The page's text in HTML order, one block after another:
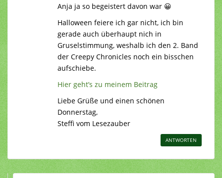
Anja ja so begeistert davon war 😀
Halloween feiere ich gar nicht, ich bin
gerade auch überhaupt nich in
Gruselstimmung, weshalb ich den 2. Band
der Creepy Chronicles noch ein bisschen
aufschiebe.
Hier geht’s zu meinem Beitrag
Liebe Grüße und einen schönen
Donnerstag,
Steffi vom Lesezauber
ANTWORTEN